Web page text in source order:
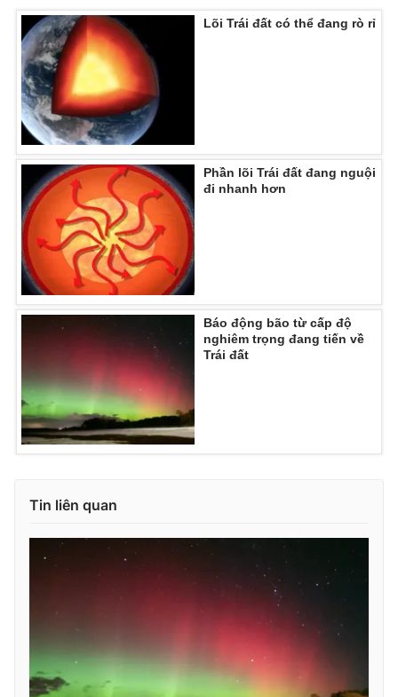
Lõi Trái đất có thể đang rò rỉ
Phần lõi Trái đất đang nguội
đi nhanh hơn
Báo động bão từ cấp độ
nghiêm trọng đang tiến về
Trái đất
Tin liên quan